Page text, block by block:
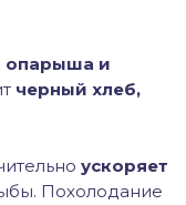
опарыша и
черный хлеб,
ускоряет
Похолодание